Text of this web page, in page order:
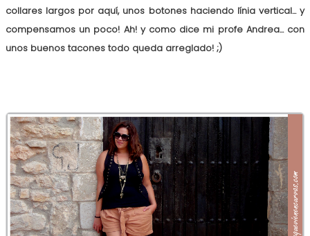
collares largos por aquí, unos botones haciendo línia vertical... y
compensamos un poco! Ah! y como dice mi profe Andrea... con
unos buenos tacones todo queda arreglado! ;)